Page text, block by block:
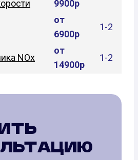
9900р
от
6900р
1-2
NOx
от
14900р
1-2